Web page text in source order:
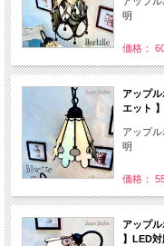
明
価格：
アップ
エット
アップ
明
価格：
アップ
】LED